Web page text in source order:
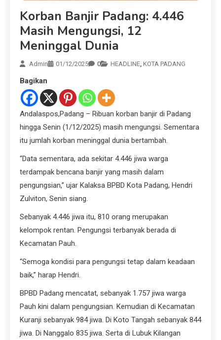
Korban Banjir Padang: 4.446
Masih Mengungsi, 12
Meninggal Dunia
Admin 01/12/2025 0 HEADLINE KOTA PADANG
Bagikan
Andalaspos,Padang – Ribuan korban banjir di Padang
hingga Senin (1/12/2025) masih mengungsi. Sementara
itu jumlah korban meninggal dunia bertambah.
“Data sementara, ada sekitar 4.446 jiwa warga
terdampak bencana banjir yang masih dalam
pengungsian,” ujar Kalaksa BPBD Kota Padang, Hendri
Zulviton, Senin siang.
Sebanyak 4.446 jiwa itu, 810 orang merupakan
kelompok rentan. Pengungsi terbanyak berada di
Kecamatan Pauh.
“Semoga kondisi para pengungsi tetap dalam keadaan
baik,” harap Hendri.
BPBD Padang mencatat, sebanyak 1.757 jiwa warga
Pauh kini dalam pengungsian. Kemudian di Kecamatan
Kuranji sebanyak 984 jiwa. Di Koto Tangah sebanyak 844
jiwa. Di Nanggalo 835 jiwa. Serta di Lubuk Kilangan